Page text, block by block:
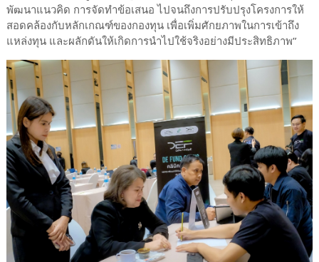
พัฒนาแนวคิด การจัดทำข้อเสนอ ไปจนถึงการปรับปรุงโครงการให้
สอดคล้องกับหลักเกณฑ์ของกองทุน เพื่อเพิ่มศักยภาพในการเข้าถึง
แหล่งทุน และผลักดันให้เกิดการนำไปใช้จริงอย่างมีประสิทธิภาพ”